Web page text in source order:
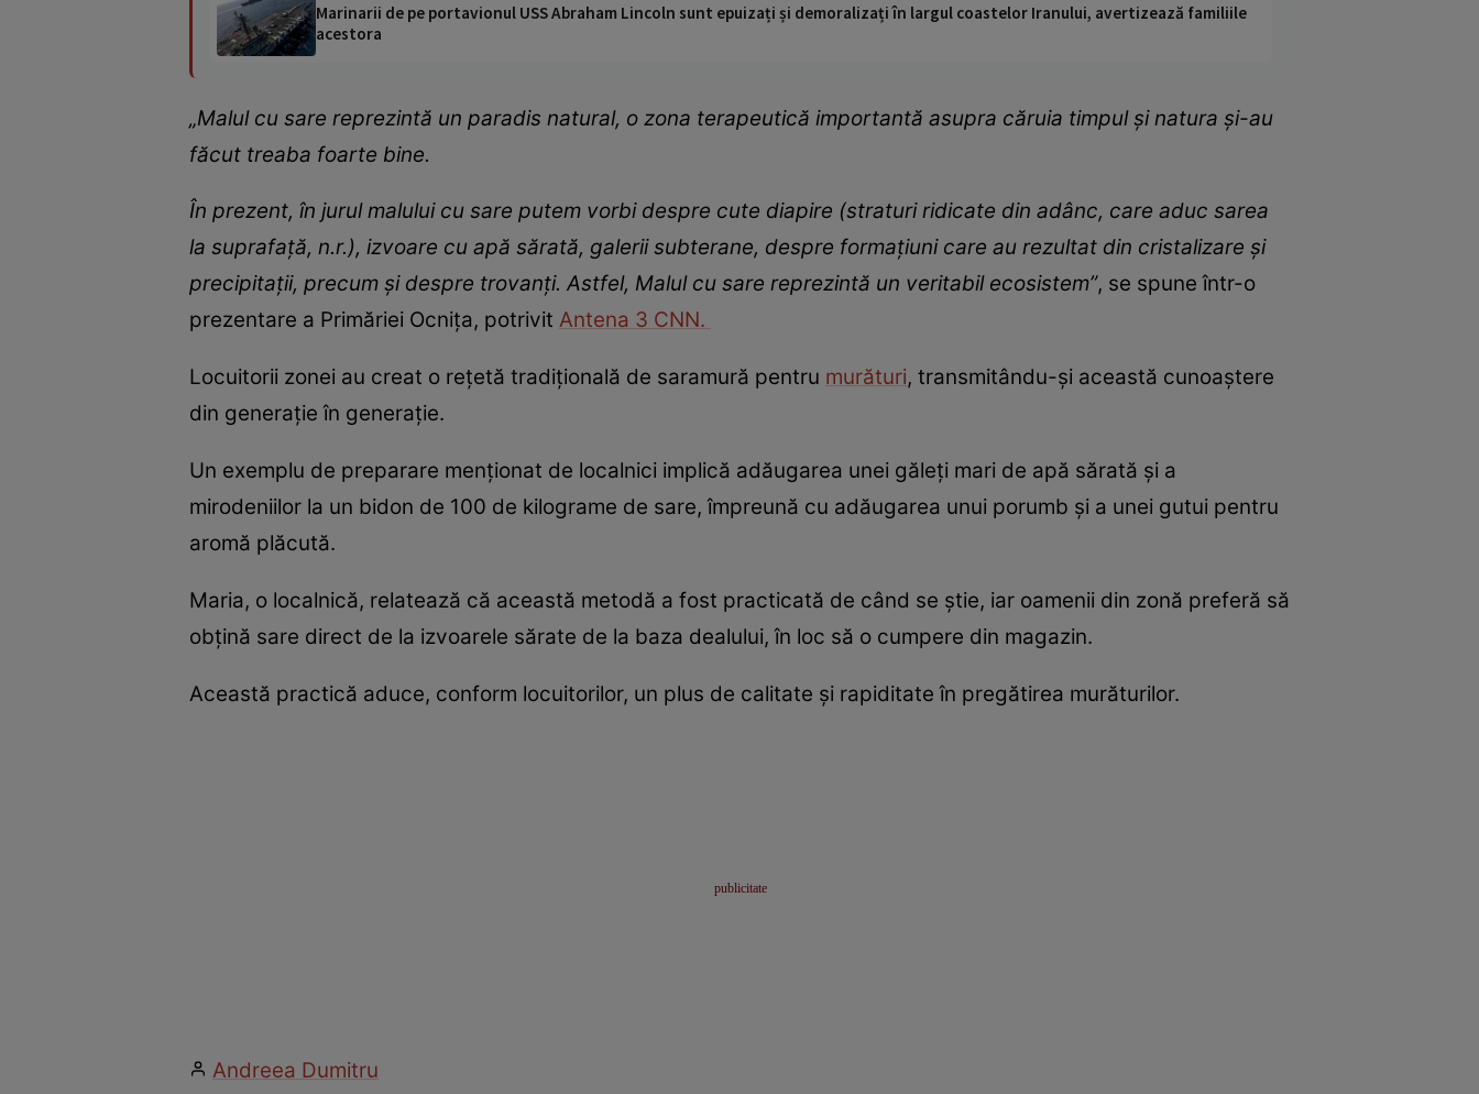
Marinarii de pe portavionul USS Abraham Lincoln sunt epuizați și demoralizați în largul coastelor Iranului, avertizează familiile
acestora
„Malul cu sare reprezintă un paradis natural, o zona terapeutică importantă asupra căruia timpul și natura și-au
făcut treaba foarte bine.
În prezent, în jurul malului cu sare putem vorbi despre cute diapire (straturi ridicate din adânc, care aduc sarea
la suprafață, n.r.), izvoare cu apă sărată, galerii subterane, despre formațiuni care au rezultat din cristalizare și
precipitații, precum și despre trovanți. Astfel, Malul cu sare reprezintă un veritabil ecosistem”, se spune într-o
prezentare a Primăriei Ocnița, potrivit Antena 3 CNN.
Locuitorii zonei au creat o rețetă tradițională de saramură pentru murături, transmitându-și această cunoaștere
din generație în generație.
Un exemplu de preparare menționat de localnici implică adăugarea unei găleți mari de apă sărată și a
mirodeniilor la un bidon de 100 de kilograme de sare, împreună cu adăugarea unui porumb și a unei gutui pentru
aromă plăcută.
Maria, o localnică, relatează că această metodă a fost practicată de când se știe, iar oamenii din zonă preferă să
obțină sare direct de la izvoarele sărate de la baza dealului, în loc să o cumpere din magazin.
Această practică aduce, conform locuitorilor, un plus de calitate și rapiditate în pregătirea murăturilor.
Andreea Dumitru